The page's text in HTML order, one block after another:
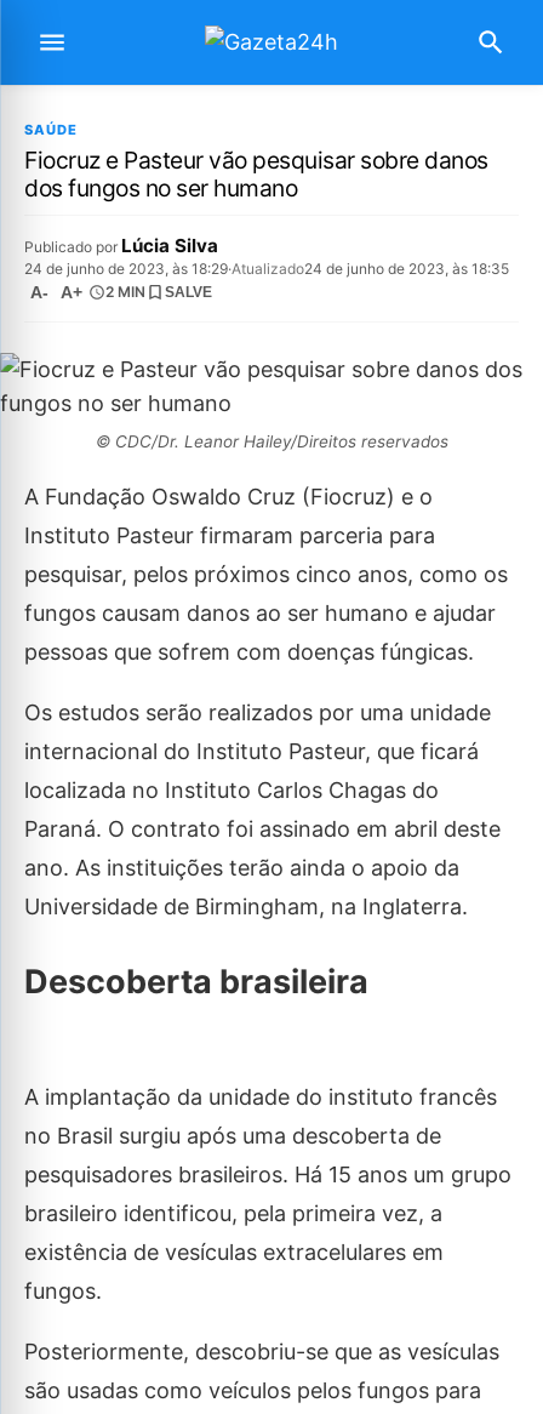
SAÚDE
Fiocruz e Pasteur vão pesquisar sobre danos
dos fungos no ser humano
Publicado por Lúcia Silva
24 de junho de 2023, às 18:29·Atualizado24 de junho de 2023, às 18:35
A- A+ 2 MIN SALVE
© CDC/Dr. Leanor Hailey/Direitos reservados
A Fundação Oswaldo Cruz (Fiocruz) e o
Instituto Pasteur firmaram parceria para
pesquisar, pelos próximos cinco anos, como os
fungos causam danos ao ser humano e ajudar
pessoas que sofrem com doenças fúngicas.
Os estudos serão realizados por uma unidade
internacional do Instituto Pasteur, que ficará
localizada no Instituto Carlos Chagas do
Paraná. O contrato foi assinado em abril deste
ano. As instituições terão ainda o apoio da
Universidade de Birmingham, na Inglaterra.
Descoberta brasileira
A implantação da unidade do instituto francês
no Brasil surgiu após uma descoberta de
pesquisadores brasileiros. Há 15 anos um grupo
brasileiro identificou, pela primeira vez, a
existência de vesículas extracelulares em
fungos.
Posteriormente, descobriu-se que as vesículas
são usadas como veículos pelos fungos para